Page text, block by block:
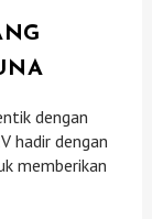
dengan
hadir dengan
memberikan